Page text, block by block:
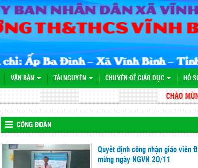
VĂN BẢN TÀI NGUYÊN CHUYÊN ĐỀ GIÁO DỤC HỒ
CHÀO MỪNG
CÔNG ĐOÀN
Quyết định công nhận giáo viên
mừng ngày NGVN 20/11